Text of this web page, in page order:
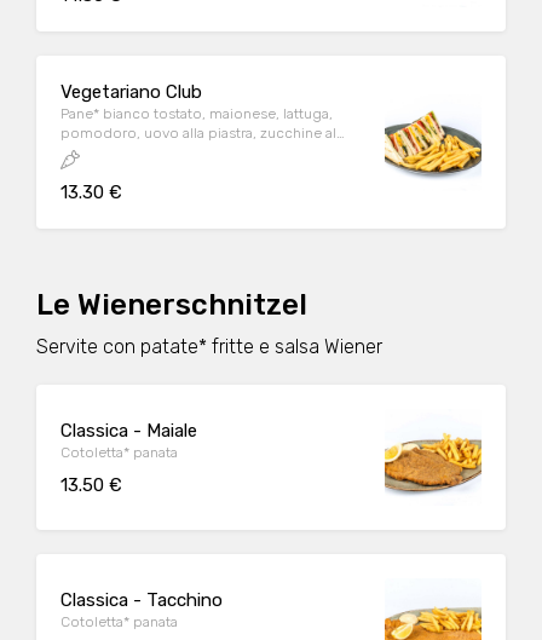
Vegetariano Club
Pane* bianco tostato, maionese, lattuga,
pomodoro, uovo alla piastra, zucchine al
forno, scamorza affumicata
13.30 €
Le Wienerschnitzel
Servite con patate* fritte e salsa Wiener
Classica - Maiale
Cotoletta* panata
13.50 €
Classica - Tacchino
Cotoletta* panata